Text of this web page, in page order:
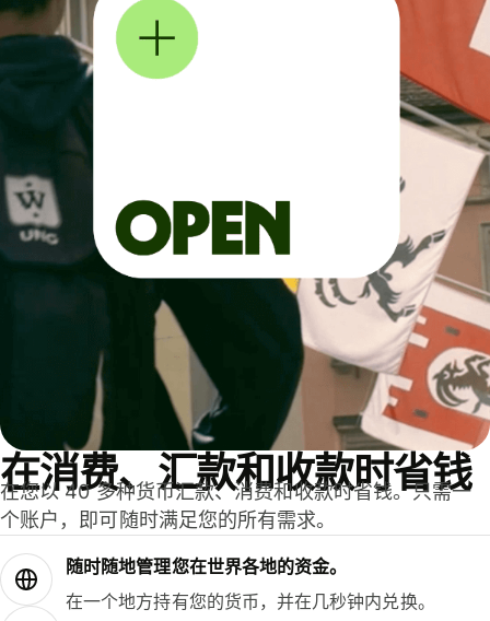
在消费、汇款和收款时省钱
在您以 40 多种货币汇款、消费和收款时省钱。只需一
个账户，即可随时满足您的所有需求。
随时随地管理您在世界各地的资金。
在一个地方持有您的货币，并在几秒钟内兑换。